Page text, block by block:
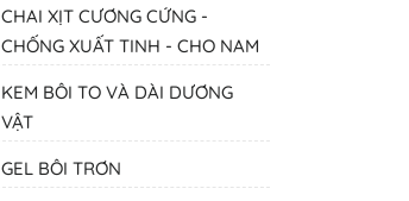
CHAI XỊT CƯƠNG CỨNG -
CHỐNG XUẤT TINH - CHO NAM
KEM BÔI TO VÀ DÀI DƯƠNG
VẬT
GEL BÔI TRƠN